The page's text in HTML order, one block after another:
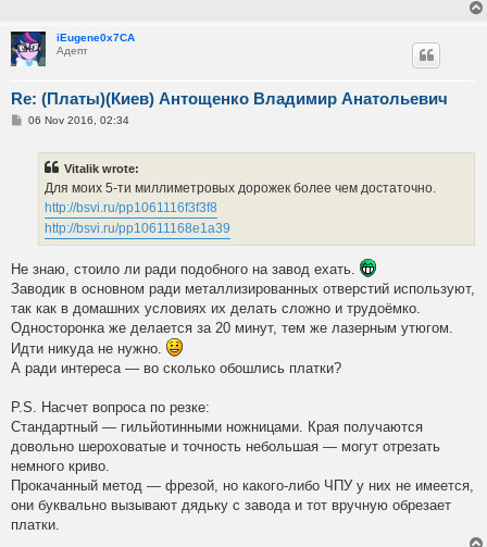
iEugene0x7CA
Адепт
Re: (Платы)(Киев) Антощенко Владимир Анатольевич
P06 Nov 2016, 02:34
Vitalik wrote:
Для моих 5-ти миллиметровых дорожек более чем достаточно.
http://bsvi.ru/pp1061116f3f3f8
http://bsvi.ru/pp10611168e1a39
Не знаю, стоило ли ради подобного на завод ехать.
Заводик в основном ради металлизированных отверстий используют,
так как в домашних условиях их делать сложно и трудоёмко.
Односторонка же делается за 20 минут, тем же лазерным утюгом.
Идти никуда не нужно.
А ради интереса — во сколько обошлись платки?
P.S. Насчет вопроса по резке:
Стандартный — гильйотинными ножницами. Края получаются
довольно шероховатые и точность небольшая — могут отрезать
немного криво.
Прокачанный метод — фрезой, но какого-либо ЧПУ у них не имеется,
они буквально вызывают дядьку с завода и тот вручную обрезает
платки.